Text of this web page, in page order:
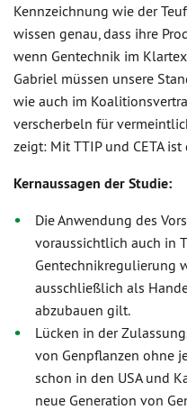
Kennzeichnung wie der
wissen genau, dass ihre
wenn Gentechnik im
Gabriel müssen unsere
wie auch im
verscherbeln für
zeigt: Mit TTIP und CETA
Kernaussagen der Studie:
Die Anwendung des
voraussichtlich auch in
Gentechnikregulierung
ausschließlich als
abzubauen gilt.
Lücken in der
von Genpflanzen ohne
schon in den USA und
neue Generation von